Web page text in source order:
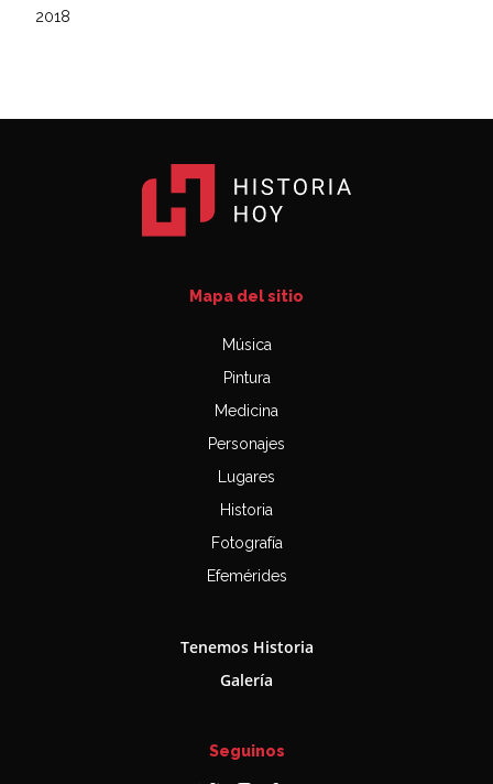
2018
Mapa del sitio
Música
Pintura
Medicina
Personajes
Lugares
Historia
Fotografía
Efemérides
Tenemos Historia
Galería
Seguinos